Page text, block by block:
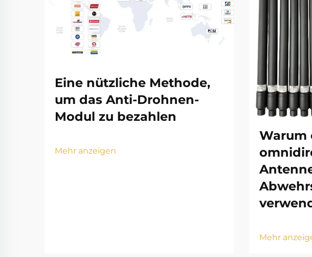
Eine nützliche Methode,
um das Anti-Drohnen-
Modul zu bezahlen
Mehr anzeigen
Warum
Mehr